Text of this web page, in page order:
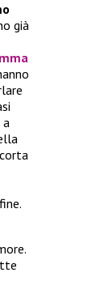
già
a